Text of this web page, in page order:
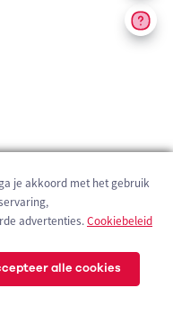
je akkoord met het gebruik
advertenties.Cookiebeleid
alle cookies